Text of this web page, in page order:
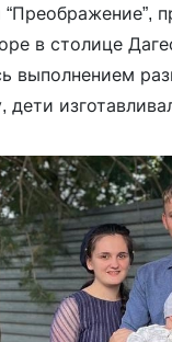
в столице
выполнением